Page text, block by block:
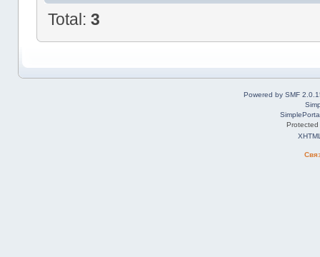
Total: 3
Powered by SMF